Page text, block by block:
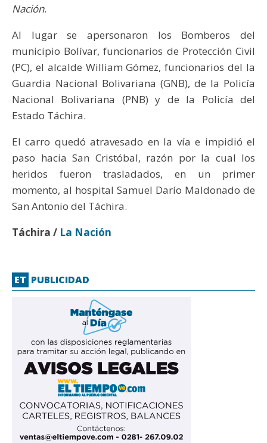
Nación.
Al lugar se apersonaron los Bomberos del
municipio Bolívar, funcionarios de Protección Civil
(PC), el alcalde William Gómez, funcionarios del la
Guardia Nacional Bolivariana (GNB), de la Policía
Nacional Bolivariana (PNB) y de la Policía del
Estado Táchira.
El carro quedó atravesado en la vía e impidió el
paso hacia San Cristóbal, razón por la cual los
heridos fueron trasladados, en un primer
momento, al hospital Samuel Darío Maldonado de
San Antonio del Táchira.
Táchira / La Nación
ET PUBLICIDAD